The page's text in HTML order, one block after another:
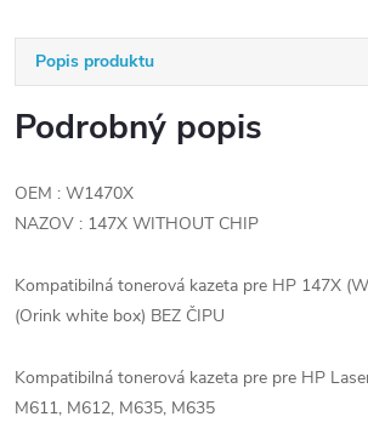
Popis produktu
Podrobný popis
OEM : W1470X
NAZOV : 147X WITHOUT CHIP
Kompatibilná tonerová kazeta pre HP 147X
(Orink white box) BEZ ČIPU
Kompatibilná tonerová kazeta pre pre HP
M611, M612, M635, M635